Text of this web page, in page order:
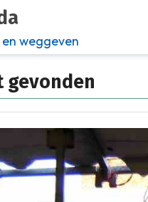
weggeven
gevonden